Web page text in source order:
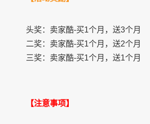
头奖：卖家酷-买1个月，送3个月
二奖：卖家酷-买1个月，送2个月
三奖：卖家酷-买1个月，送1个月
【注意事项】